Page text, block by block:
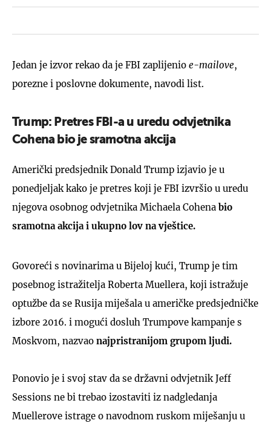
Jedan je izvor rekao da je FBI zaplijenio e-mailove,
porezne i poslovne dokumente, navodi list.
Trump: Pretres FBI-a u uredu odvjetnika
Cohena bio je sramotna akcija
Američki predsjednik Donald Trump izjavio je u
ponedjeljak kako je pretres koji je FBI izvršio u uredu
njegova osobnog odvjetnika Michaela Cohena bio
sramotna akcija i ukupno lov na vještice.
Govoreći s novinarima u Bijeloj kući, Trump je tim
posebnog istražitelja Roberta Muellera, koji istražuje
optužbe da se Rusija miješala u američke predsjedničke
izbore 2016. i mogući dosluh Trumpove kampanje s
Moskvom, nazvao najpristranijom grupom ljudi.
Ponovio je i svoj stav da se državni odvjetnik Jeff
Sessions ne bi trebao izostaviti iz nadgledanja
Muellerove istrage o navodnom ruskom miješanju u